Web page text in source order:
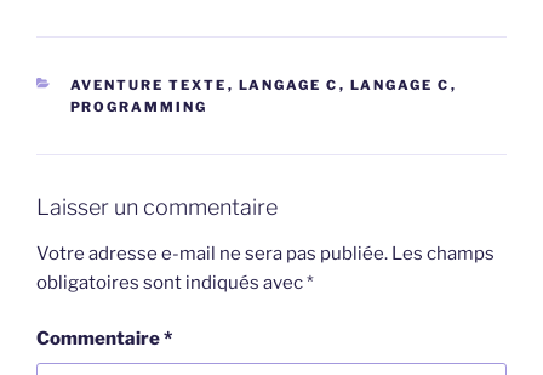
CATÉGORIES
AVENTURE TEXTE , LANGAGE C , LANGAGE C ,
PROGRAMMING
Laisser un commentaire
Votre adresse e-mail ne sera pas publiée. Les champs
obligatoires sont indiqués avec*
Commentaire*